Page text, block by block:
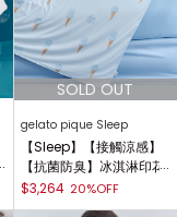
gelato pique Sleep
【Sleep】【接觸涼感】
【抗菌防臭】冰淇淋印花
雙面涼感毯 PSGG26280
0
$3,264 20%OFF